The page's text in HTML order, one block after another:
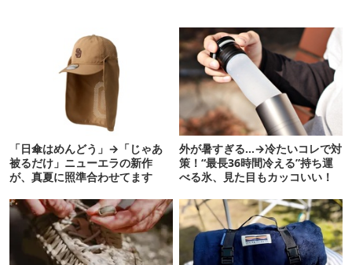
「日傘はめんどう」→「じゃあ
被るだけ」ニューエラの新作
が、真夏に照準合わせてます
外が暑すぎる…→冷たいコレで対
策！“最長36時間冷える”持ち運
べる氷、見た目もカッコいい！